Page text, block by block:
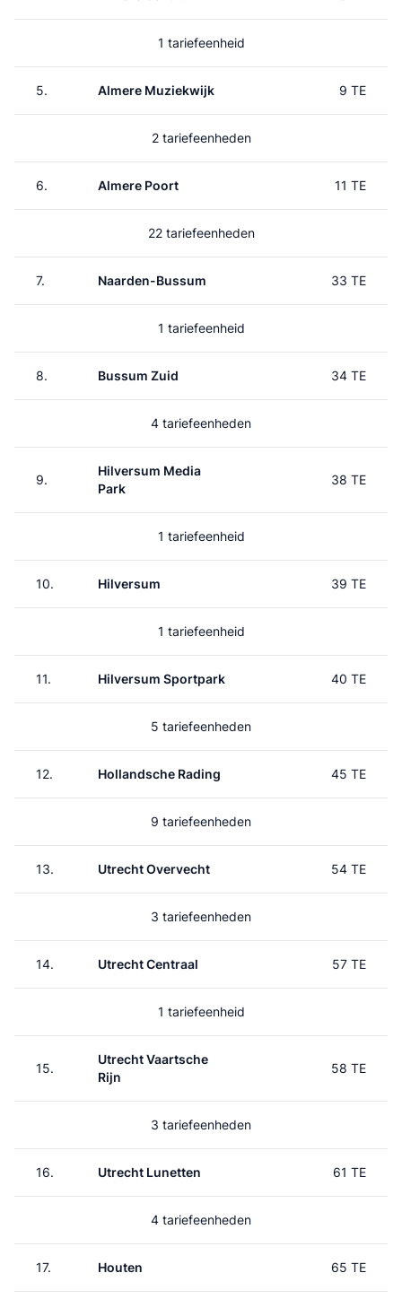
1 tariefeenheid
5. Almere Muziekwijk 9 TE
2 tariefeenheden
6. Almere Poort 11 TE
22 tariefeenheden
7. Naarden-Bussum 33 TE
1 tariefeenheid
8. Bussum Zuid 34 TE
4 tariefeenheden
9.
Hilversum Media
Park
38 TE
1 tariefeenheid
10. Hilversum 39 TE
1 tariefeenheid
11. Hilversum Sportpark 40 TE
5 tariefeenheden
12. Hollandsche Rading 45 TE
9 tariefeenheden
13. Utrecht Overvecht 54 TE
3 tariefeenheden
14. Utrecht Centraal 57 TE
1 tariefeenheid
15.
Utrecht Vaartsche
Rijn
58 TE
3 tariefeenheden
16. Utrecht Lunetten 61 TE
4 tariefeenheden
17. Houten 65 TE